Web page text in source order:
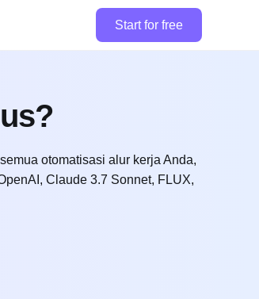
Start for free
otomatisasi alur kerja Anda,
Claude 3.7 Sonnet, FLUX,